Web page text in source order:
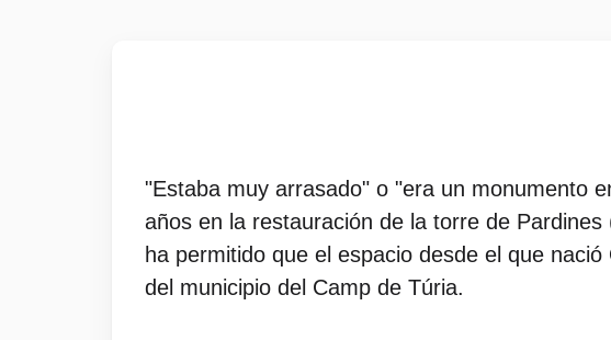
"Estaba muy arrasado" o "era un monumento
años en la restauración de la torre de
ha permitido que el espacio desde el que
del municipio del Camp de Túria.